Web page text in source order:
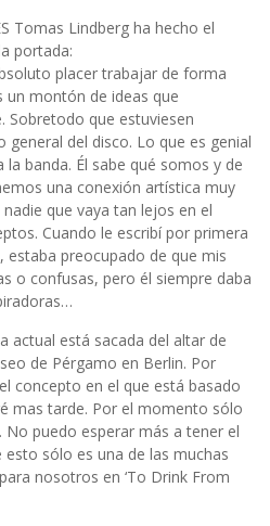
Tomas Lindberg ha hecho el
portada:
placer trabajar de forma
un montón de ideas que
Sobretodo que estuviesen
del disco. Lo que es genial
banda. Él sabe qué somos y de
una conexión artística muy
que vaya tan lejos en el
Cuando le escribí por primera
estaba preocupado de que mis
o confusas, pero él siempre daba
actual está sacada del altar de
de Pérgamo en Berlin. Por
concepto en el que está basado
mas tarde. Por el momento sólo
No puedo esperar más a tener el
sólo es una de las muchas
nosotros en ‘To Drink From